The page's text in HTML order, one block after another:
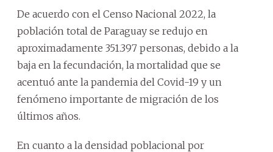
De acuerdo con el Censo Nacional 2022, la
población total de Paraguay se redujo en
aproximadamente 351.397 personas, debido a la
baja en la fecundación, la mortalidad que se
acentuó ante la pandemia del Covid-19 y un
fenómeno importante de migración de los
últimos años.
En cuanto a la densidad poblacional por